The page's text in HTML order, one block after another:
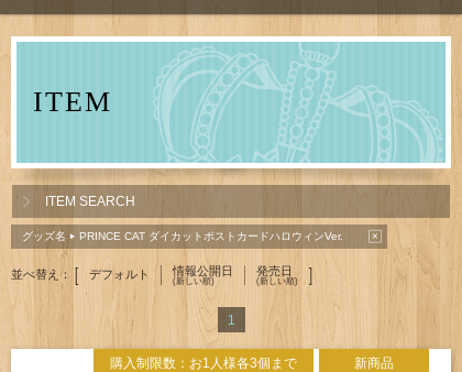
ITEM
ITEM SEARCH
グッズ名 ▶ PRINCE CAT ダイカットポストカードハロウィンVer. ×
並べ替え： [ デフォルト 情報公開日
(新しい順)
発売日
(新しい順) ]
1
購入制限数：お1人様各3個まで 新商品